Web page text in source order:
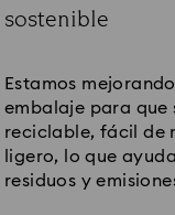
sostenible
Estamos
embalaje para que
reciclable, fácil de
ligero, lo que
residuos y